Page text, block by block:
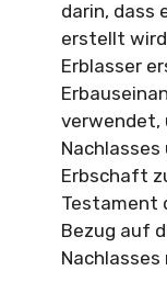
darin, dass
erstellt
Erblasser
verwendet,
Erbschaft
Testament
Bezug auf